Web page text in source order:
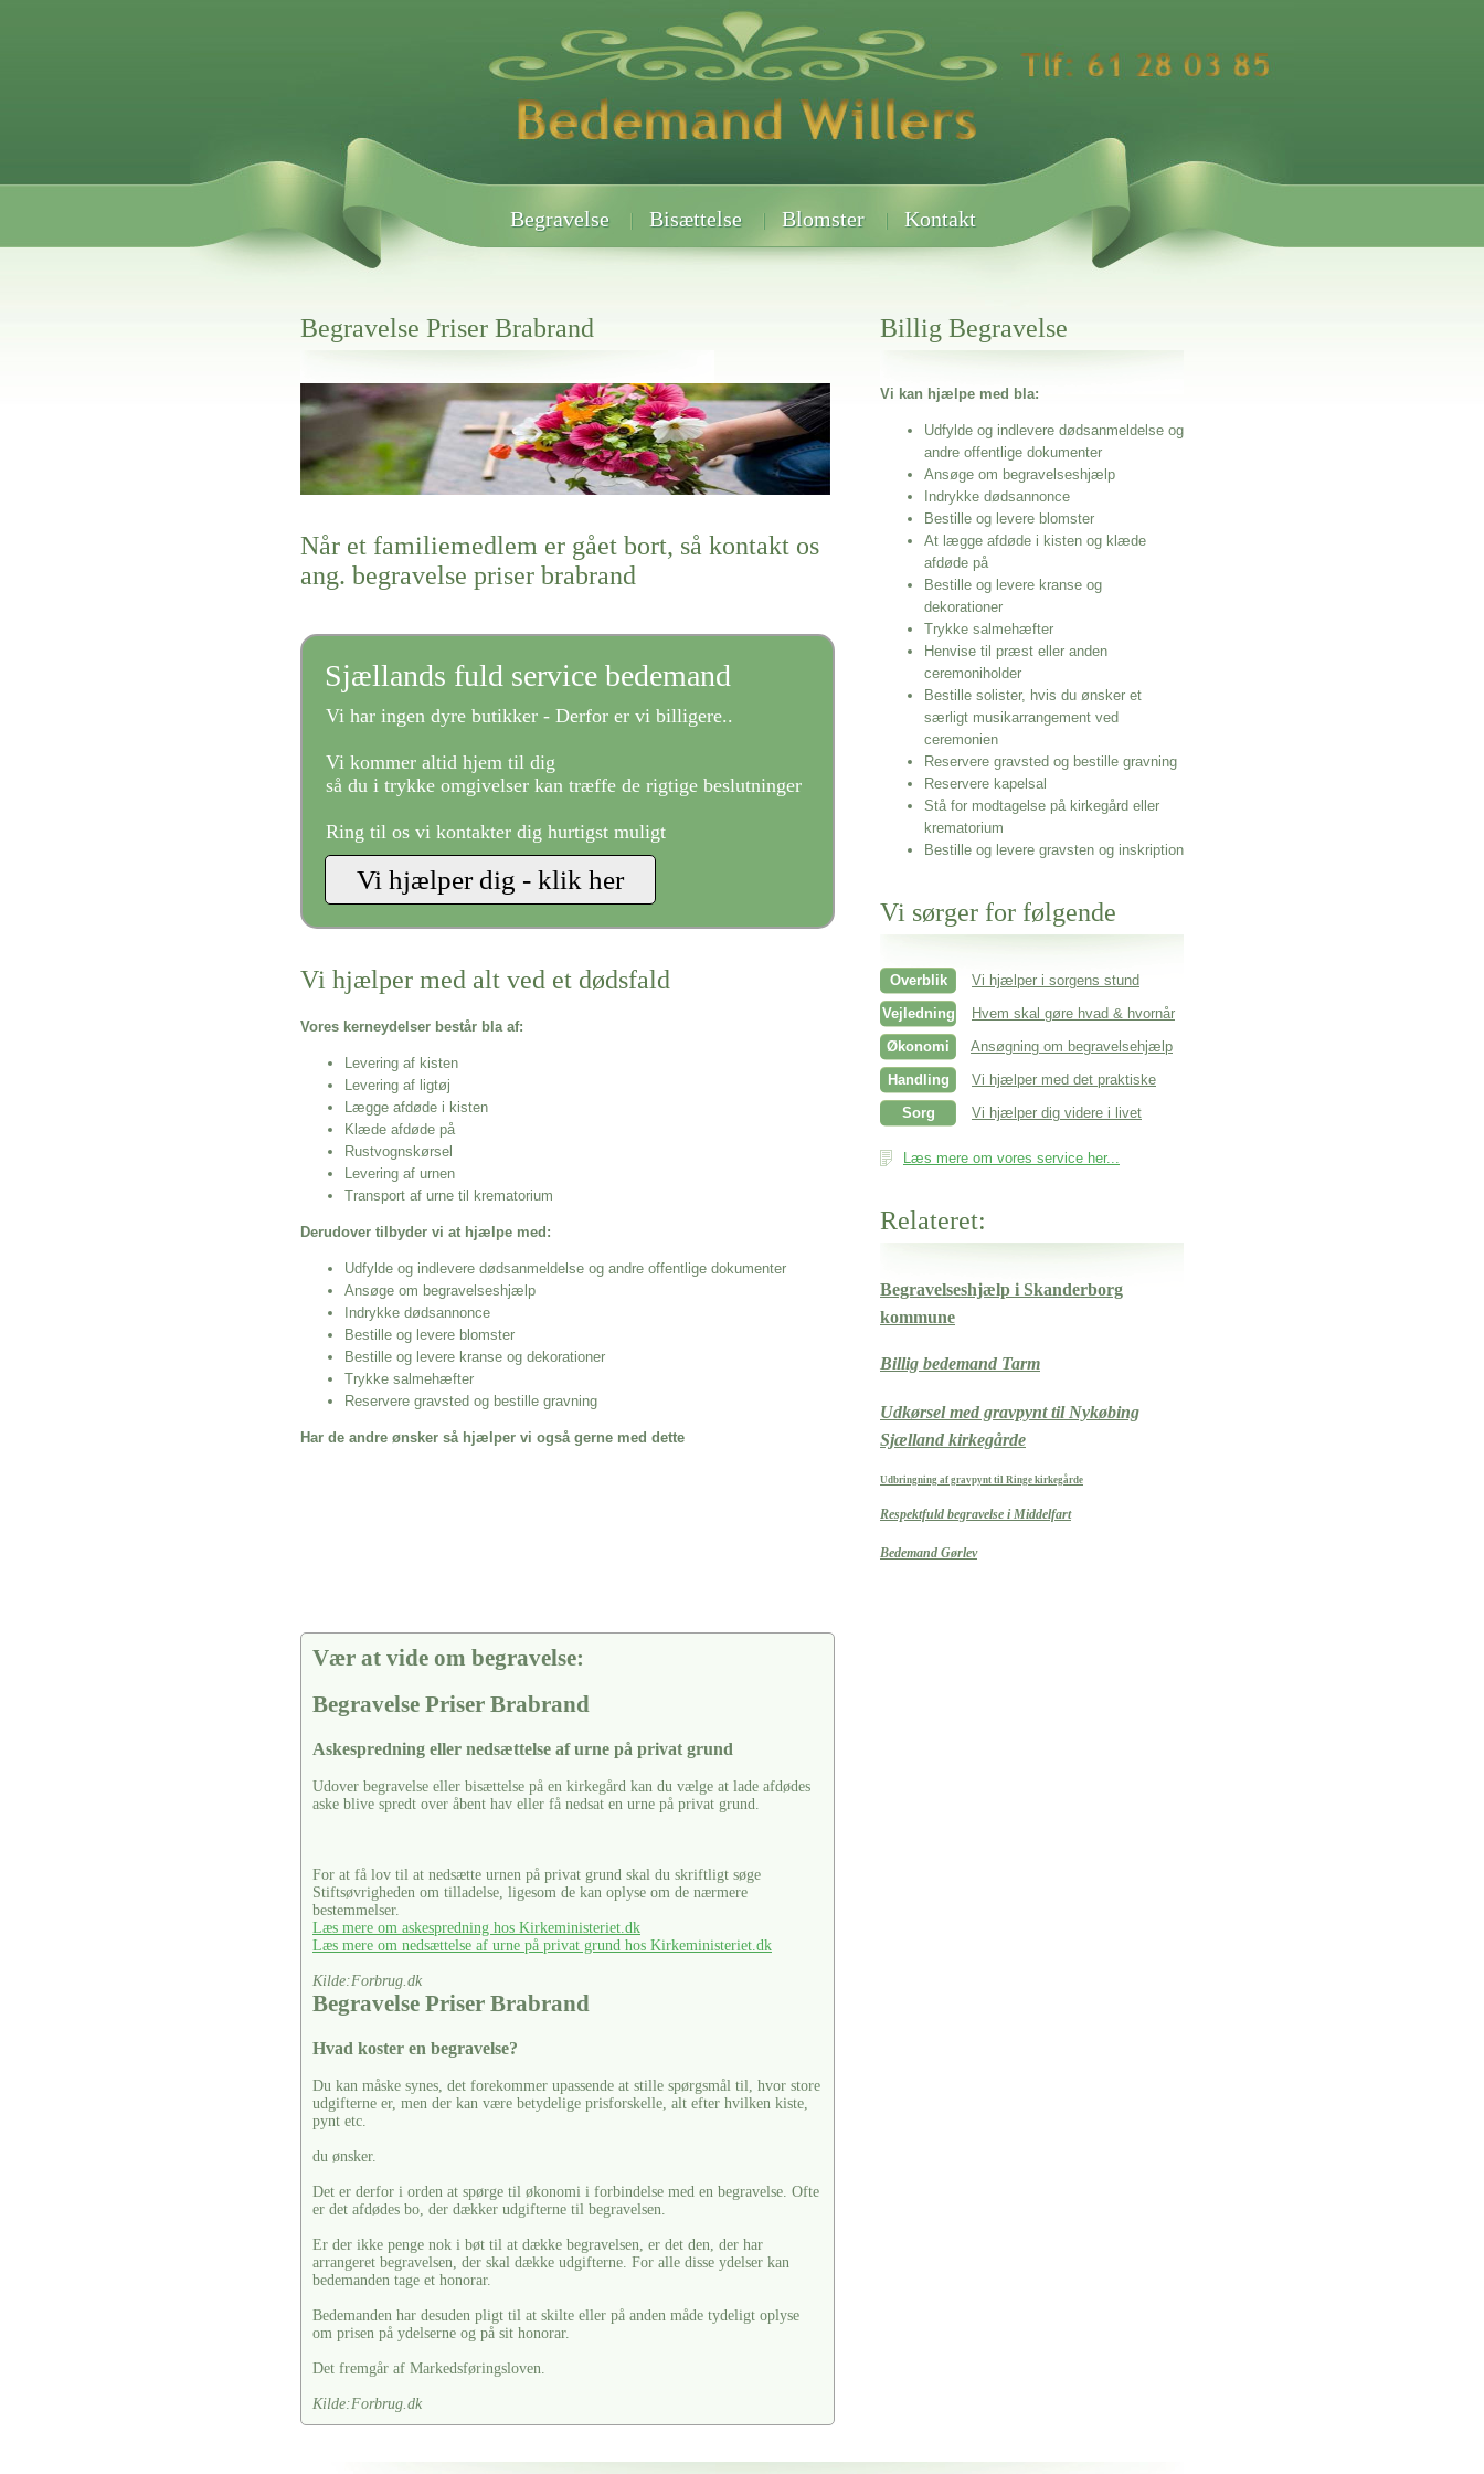
Begravelse Bisættelse Blomster Kontakt
Begravelse Priser Brabrand
Her hos os får du altid en god afslutning når det gælder
Begravelse Priser Brabrand
vi hjælper i alle faser af begravelsel
Når et familiemedlem er gået bort, så kontakt os
ang. begravelse priser brabrand
Sjællands fuld service bedemand
Vi har ingen dyre butikker - Derfor er vi billigere..
Vi kommer altid hjem til dig
så du i trykke omgivelser kan træffe de rigtige beslutninger
Ring til os vi kontakter dig hurtigst muligt
Vi hjælper med alt ved et dødsfald
Vores kerneydelser består bla af:
Levering af kisten
Levering af ligtøj
Lægge afdøde i kisten
Klæde afdøde på
Rustvognskørsel
Levering af urnen
Transport af urne til krematorium
Derudover tilbyder vi at hjælpe med:
Udfylde og indlevere dødsanmeldelse og andre offentlige dokumenter
Ansøge om begravelseshjælp
Indrykke dødsannonce
Bestille og levere blomster
Bestille og levere kranse og dekorationer
Trykke salmehæfter
Reservere gravsted og bestille gravning
Har de andre ønsker så hjælper vi også gerne med dette
Vær at vide om begravelse:
Begravelse Priser Brabrand
Askespredning eller nedsættelse af urne på privat grund
Udover begravelse eller bisættelse på en kirkegård kan du vælge at lade afdødes
aske blive spredt over åbent hav eller få nedsat en urne på privat grund.
For at få lov til at nedsætte urnen på privat grund skal du skriftligt søge
Stiftsøvrigheden om tilladelse, ligesom de kan oplyse om de nærmere
bestemmelser.
Læs mere om askespredning hos Kirkeministeriet.dk
Læs mere om nedsættelse af urne på privat grund hos Kirkeministeriet.dk
Kilde:Forbrug.dk
Begravelse Priser Brabrand
Hvad koster en begravelse?
Du kan måske synes, det forekommer upassende at stille spørgsmål til, hvor store
udgifterne er, men der kan være betydelige prisforskelle, alt efter hvilken kiste,
pynt etc.
du ønsker.
Det er derfor i orden at spørge til økonomi i forbindelse med en begravelse. Ofte
er det afdødes bo, der dækker udgifterne til begravelsen.
Er der ikke penge nok i bøt til at dække begravelsen, er det den, der har
arrangeret begravelsen, der skal dække udgifterne. For alle disse ydelser kan
bedemanden tage et honorar.
Bedemanden har desuden pligt til at skilte eller på anden måde tydeligt oplyse
om prisen på ydelserne og på sit honorar.
Det fremgår af Markedsføringsloven.
Kilde:Forbrug.dk
Billig Begravelse
Vi kan hjælpe med bla:
Udfylde og indlevere dødsanmeldelse og
andre offentlige dokumenter
Ansøge om begravelseshjælp
Indrykke dødsannonce
Bestille og levere blomster
At lægge afdøde i kisten og klæde
afdøde på
Bestille og levere kranse og
dekorationer
Trykke salmehæfter
Henvise til præst eller anden
ceremoniholder
Bestille solister, hvis du ønsker et
særligt musikarrangement ved
ceremonien
Reservere gravsted og bestille gravning
Reservere kapelsal
Stå for modtagelse på kirkegård eller
krematorium
Bestille og levere gravsten og inskription
Vi sørger for følgende
Overblik
Vi hjælper i sorgens stund
Vejledning
Hvem skal gøre hvad & hvornår
Økonomi
Ansøgning om begravelsehjælp
Handling
Vi hjælper med det praktiske
Sorg
Vi hjælper dig videre i livet
Læs mere om vores service her...
Relateret:
Begravelseshjælp i Skanderborg
kommune
Billig bedemand Tarm
Udkørsel med gravpynt til Nykøbing
Sjælland kirkegårde
Udbringning af gravpynt til Ringe kirkegårde
Respektfuld begravelse i Middelfart
Bedemand Gørlev